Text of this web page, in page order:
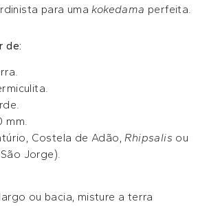
para uma kokedama perfeita.
de:
mm.
Costela de Adão,Rhipsalis ou
Jorge).
ou bacia, misture a terra